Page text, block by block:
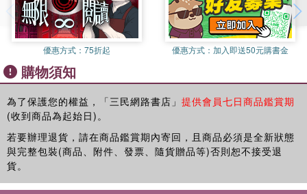
目前正攻讀哲學博士，專長是盧恩文占卜、身心靈諮商、前世
解讀、寶石許願魔法、西洋風水布局、白魔法系統教學。
優惠方式： 75折起 優惠方式： 加入即送50元購書金
購物須知
為了保護您的權益，「三民網路書店」 提供會員七日商品鑑賞期
(收到商品為起始日)。
若要辦理退貨，請在商品鑑賞期內寄回，且商品必須是全新狀態
與完整包裝(商品、附件、發票、隨貨贈品等)否則恕不接受退
貨。